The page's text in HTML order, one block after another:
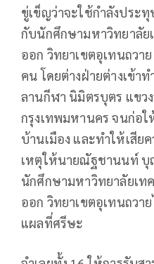
ขู่เข็ญว่าจะใช้กำลังประทุ
กับนักศึกษามหาวิทยาลัย
ออก วิทยาเขตอุเทนถวา
คน โดยต่างฝ่ายต่างเข้า
ลานกีฬา นิมิตรบุตร แขว
กรุงเทพมหานคร จนก่อใ
บ้านเมือง และทำให้เสีย
เหตุให้นายณัฐชานนท์ บุ
นักศึกษามหาวิทยาลัยเท
ออก วิทยาเขตอุเทนถวา
แผลที่ศรีษะ